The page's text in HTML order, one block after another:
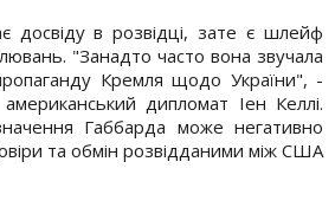
досвіду в розвідці, зате є шлейф
"Занадто часто вона звучала
Кремля щодо України", -
американський дипломат Іен Келлі.
Габбарда може негативно
та обмін розвідданими між США